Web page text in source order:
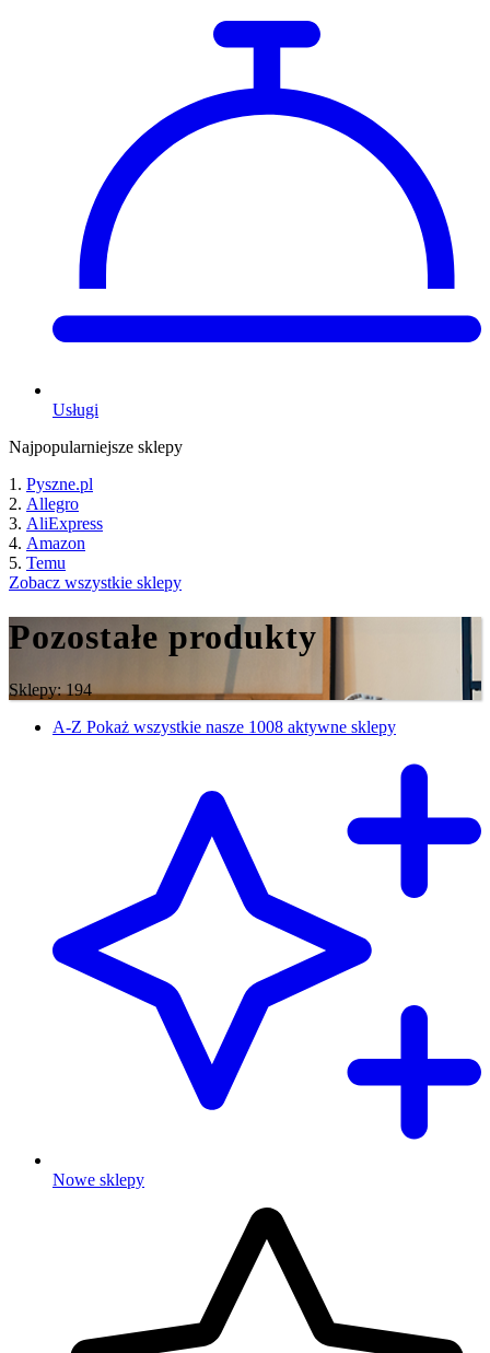
Usługi
Najpopularniejsze sklepy
Pyszne.pl
Allegro
AliExpress
Amazon
Temu
Zobacz wszystkie sklepy
Pozostałe produkty
Sklepy: 194
A-Z Pokaż wszystkie nasze 1008 aktywne sklepy
Nowe sklepy